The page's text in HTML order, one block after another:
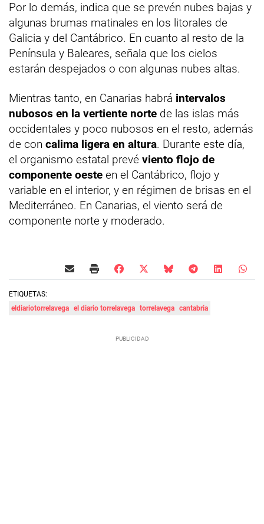
Por lo demás, indica que se prevén nubes bajas y
algunas brumas matinales en los litorales de
Galicia y del Cantábrico. En cuanto al resto de la
Península y Baleares, señala que los cielos
estarán despejados o con algunas nubes altas.
Mientras tanto, en Canarias habrá intervalos
nubosos en la vertiente norte de las islas más
occidentales y poco nubosos en el resto, además
de con calima ligera en altura. Durante este día,
el organismo estatal prevé viento flojo de
componente oeste en el Cantábrico, flojo y
variable en el interior, y en régimen de brisas en el
Mediterráneo. En Canarias, el viento será de
componente norte y moderado.
ETIQUETAS:
eldiariotorrelavega el diario torrelavega torrelavega cantabria